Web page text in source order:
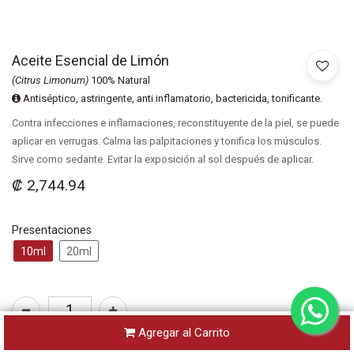
Aceite Esencial de Limón
(Citrus Limonum) 100% Natural
Antiséptico, astringente, anti inflamatorio, bactericida, tonificante.
Contra infecciones e inflamaciones, reconstituyente de la piel, se puede
aplicar en verrugas. Calma las palpitaciones y tonifica los músculos.
Sirve como sedante. Evitar la exposición al sol después de aplicar.
₡ 2,744.94
Presentaciones
10ml 20ml
Agregar al Carrito